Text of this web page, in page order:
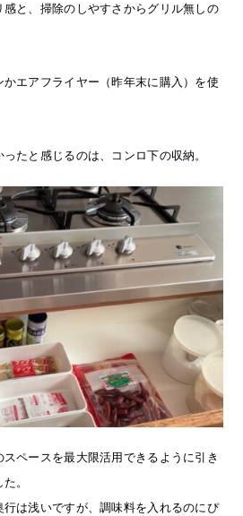
と、掃除のしやすさからグリル無しの
エアフライヤー（昨年末に購入）を使
たと感じるのは、コンロ下の収納。
ペースを最大限活用できるように引き
。
は浅いですが、調味料を入れるのにぴ